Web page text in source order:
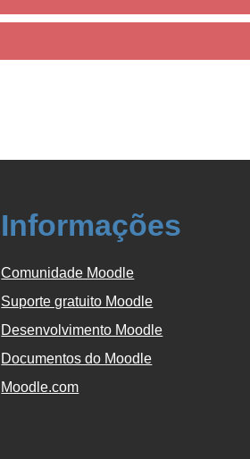
Informações
Comunidade Moodle
Suporte gratuito Moodle
Desenvolvimento Moodle
Documentos do Moodle
Moodle.com